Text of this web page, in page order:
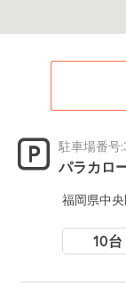
駐車場番号
パラカロ
福岡県中
10台